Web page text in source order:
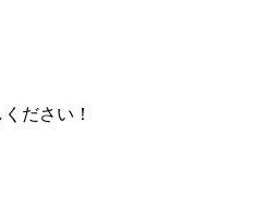
ださい！